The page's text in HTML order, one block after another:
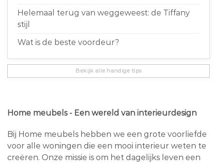
Helemaal terug van weggeweest: de Tiffany
stijl
Wat is de beste voordeur?
Bekijk alle handige tips
Home meubels - Een wereld van interieurdesign
Bij Home meubels hebben we een grote voorliefde
voor alle woningen die een mooi interieur weten te
creëren. Onze missie is om het dagelijks leven een